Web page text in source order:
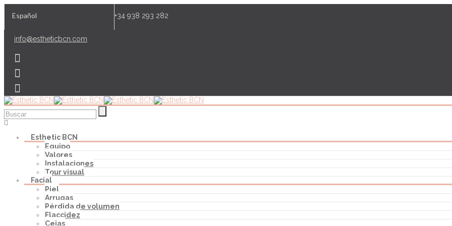
Español +34 938 293 282
info@estheticbcn.com
Esthetic BCN
Equipo
Valores
Instalaciones
Tour visual
Facial
Piel
Arrugas
Pérdida de volumen
Flaccidez
Cejas